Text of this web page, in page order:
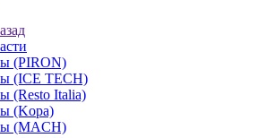
(PIRON)
(ICE TECH)
(Resto Italia)
(Kopa)
(MACH)